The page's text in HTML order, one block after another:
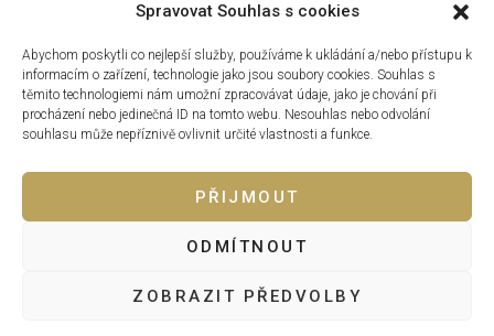
Spravovat Souhlas s cookies
Abychom poskytli co nejlepší služby, používáme k ukládání a/nebo přístupu k
informacím o zařízení, technologie jako jsou soubory cookies. Souhlas s
těmito technologiemi nám umožní zpracovávat údaje, jako je chování při
procházení nebo jedinečná ID na tomto webu. Nesouhlas nebo odvolání
souhlasu může nepříznivě ovlivnit určité vlastnosti a funkce.
PŘIJMOUT
ODMÍTNOUT
ZOBRAZIT PŘEDVOLBY